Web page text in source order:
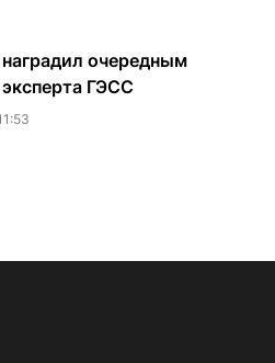
очередным
ГЭСС